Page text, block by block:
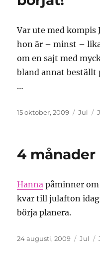
Var ute med kompis
hon är – minst –
om en sajt med
bland annat beställt
…
Publicerat
15 oktober, 2009 Jul
4 månader
Hanna påminner
kvar till julafton
börja planera.
Publicerat
24 augusti, 2009 Jul